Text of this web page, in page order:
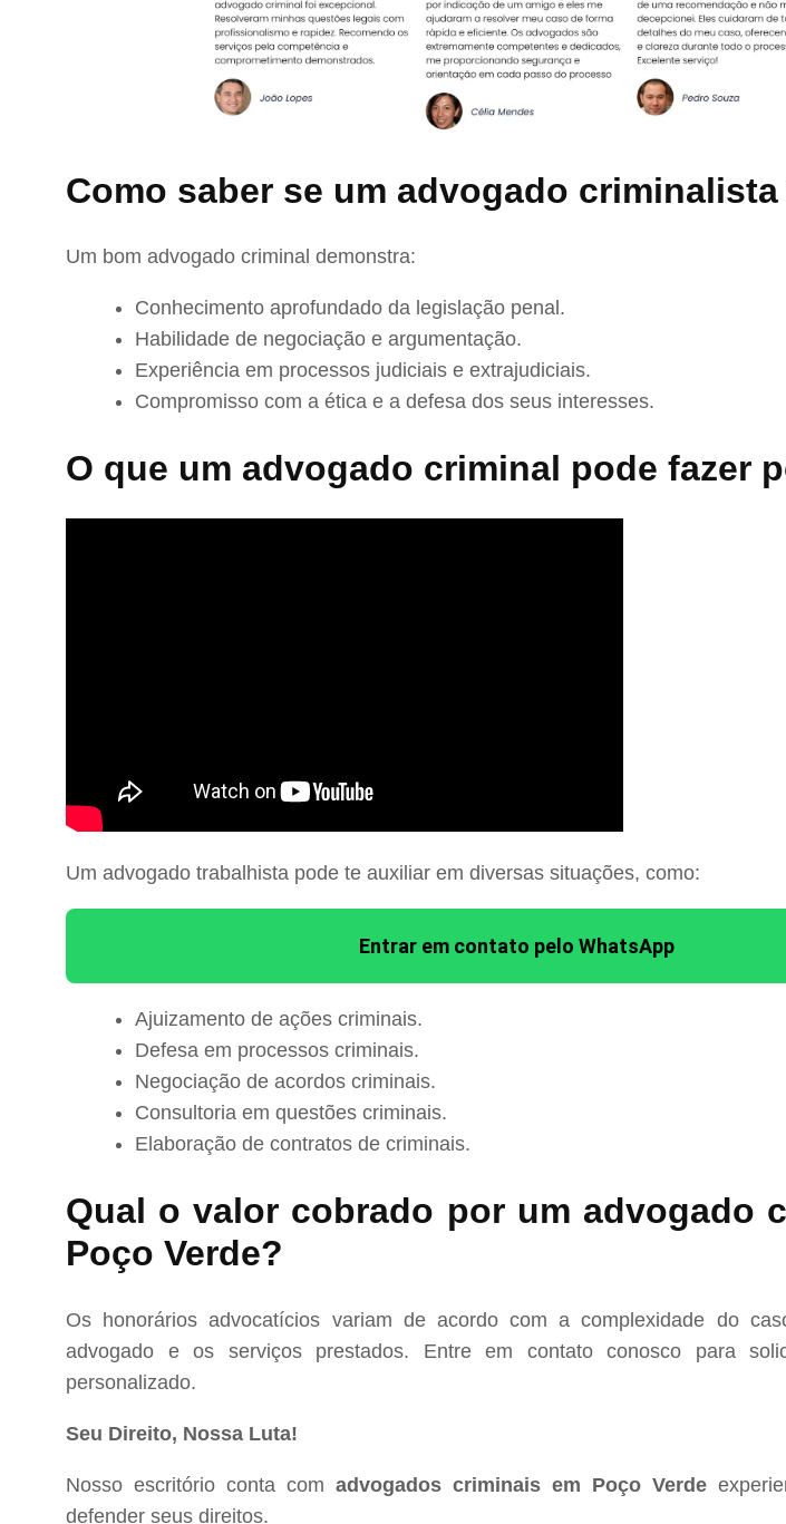
Como saber se um advogado criminalista
Um bom advogado criminal demonstra:
Conhecimento aprofundado da legislação penal.
Habilidade de negociação e argumentação.
Experiência em processos judiciais e extrajudiciais.
Compromisso com a ética e a defesa dos seus interesses.
O que um advogado criminal pode fazer
Um advogado trabalhista pode te auxiliar em diversas situações, como:
Entrar em contato pelo WhatsApp
Ajuizamento de ações criminais.
Defesa em processos criminais.
Negociação de acordos criminais.
Consultoria em questões criminais.
Elaboração de contratos de criminais.
Qual o valor cobrado por um advogado
Poço Verde?
Os honorários advocatícios variam de acordo com a complexidade do
advogado e os serviços prestados. Entre em contato conosco para
personalizado.
Seu Direito, Nossa Luta!
Nosso escritório conta com advogados criminais em Poço Verde
defender seus direitos.